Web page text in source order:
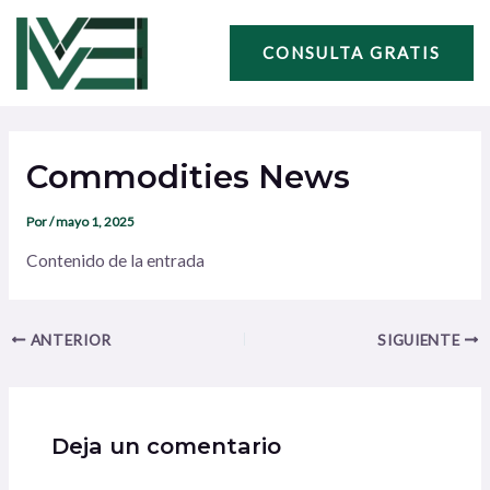
contenido
CONSULTA GRATIS
Commodities News
Por/mayo 1, 2025
Contenido de la entrada
entradas
ANTERIOR SIGUIENTE
Deja un comentario